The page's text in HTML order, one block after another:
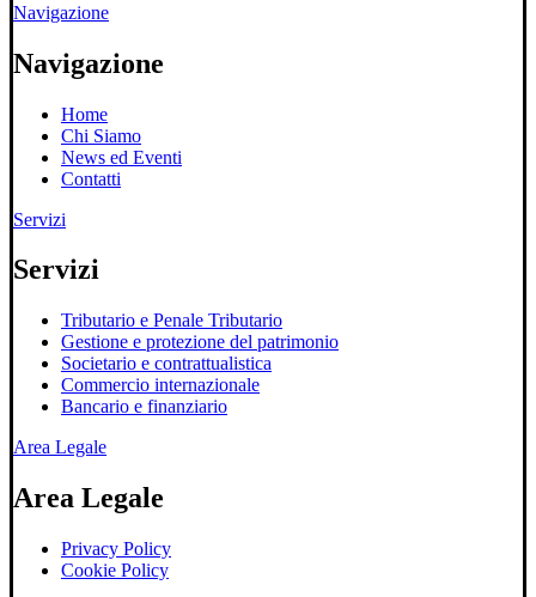
Navigazione
Navigazione
Home
Chi Siamo
News ed Eventi
Contatti
Servizi
Servizi
Tributario e Penale Tributario
Gestione e protezione del patrimonio
Societario e contrattualistica
Commercio internazionale
Bancario e finanziario
Area Legale
Area Legale
Privacy Policy
Cookie Policy